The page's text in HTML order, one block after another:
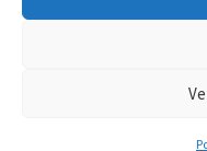
547565 Sântana de Mureş
Tel/fax: 0265-323517, 323518